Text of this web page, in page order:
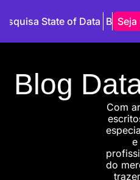
State of Data Blog
Blog
Com
e
do